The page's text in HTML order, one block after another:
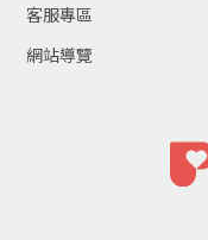
客服專區
網站導覽